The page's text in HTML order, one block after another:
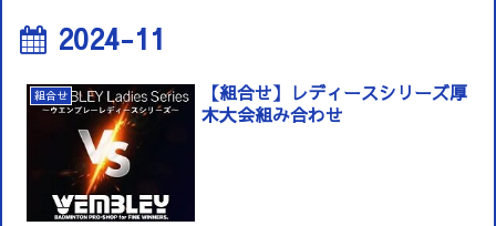
2024-11
組合せ
【組合せ】レディースシリーズ厚
木大会組み合わせ